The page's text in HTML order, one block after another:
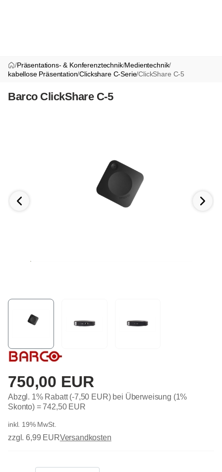
/Präsentations- & Konferenztechnik/Medientechnik/
kabellose Präsentation/Clickshare C-Serie/ClickShare C-5
Barco ClickShare C-5
750,00 EUR
Abzgl. 1% Rabatt (-7,50 EUR) bei Überweisung (1%
Skonto) = 742,50 EUR
inkl. 19% MwSt.
zzgl. 6,99 EURVersandkosten